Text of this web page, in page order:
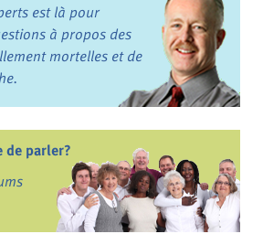
est là pour
à propos des
mortelles et de
de parler?